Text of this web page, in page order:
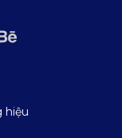
hiệu